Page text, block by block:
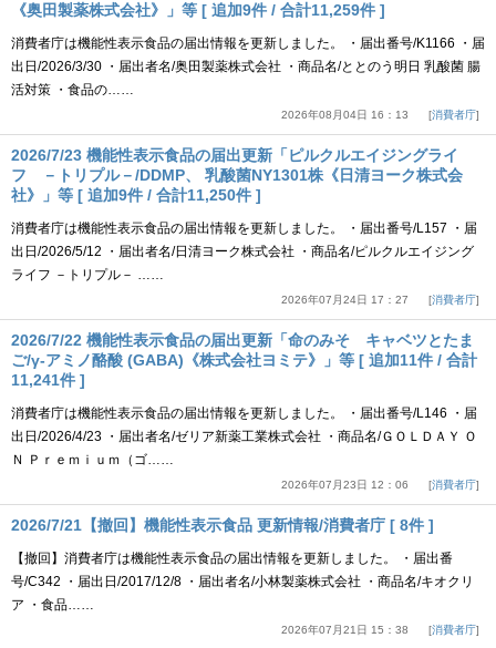
《奥田製薬株式会社》」等 [ 追加9件 / 合計11,259件 ]
消費者庁は機能性表示食品の届出情報を更新しました。 ・届出番号/K1166 ・届
出日/2026/3/30 ・届出者名/奥田製薬株式会社 ・商品名/ととのう明日 乳酸菌 腸
活対策 ・食品の……
2026年08月04日 16：13 消費者庁
2026/7/23 機能性表示食品の届出更新「ピルクルエイジングライ
フ －トリプル－/DDMP、 乳酸菌NY1301株《日清ヨーク株式会
社》」等 [ 追加9件 / 合計11,250件 ]
消費者庁は機能性表示食品の届出情報を更新しました。 ・届出番号/L157 ・届
出日/2026/5/12 ・届出者名/日清ヨーク株式会社 ・商品名/ピルクルエイジング
ライフ －トリプル－ ……
2026年07月24日 17：27 消費者庁
2026/7/22 機能性表示食品の届出更新「命のみそ キャベツとたま
ご/γ-アミノ酪酸 (GABA)《株式会社ヨミテ》」等 [ 追加11件 / 合計
11,241件 ]
消費者庁は機能性表示食品の届出情報を更新しました。 ・届出番号/L146 ・届
出日/2026/4/23 ・届出者名/ゼリア新薬工業株式会社 ・商品名/ＧＯＬＤＡＹ Ｏ
Ｎ Ｐｒｅｍｉｕｍ（ゴ……
2026年07月23日 12：06 消費者庁
2026/7/21【撤回】機能性表示食品 更新情報/消費者庁 [ 8件 ]
【撤回】消費者庁は機能性表示食品の届出情報を更新しました。 ・届出番
号/C342 ・届出日/2017/12/8 ・届出者名/小林製薬株式会社 ・商品名/キオクリ
ア ・食品……
2026年07月21日 15：38 消費者庁